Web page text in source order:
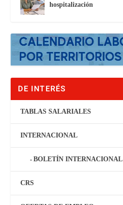
hospitalización
DE INTERÉS
TABLAS SALARIALES
INTERNACIONAL
BOLETÍN INTERNACIONAL
CRS